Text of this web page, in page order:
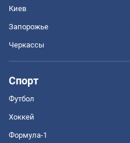
Киев
Запорожье
Черкассы
Спорт
Футбол
Хоккей
Формула-1